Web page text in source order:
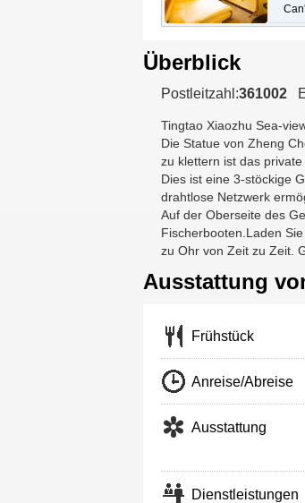
Überblick
Postleitzahl:361002
Tingtao Xiaozhu Sea-
Die Statue von Zheng
zu klettern ist das
Dies ist eine 3-stöckige
drahtlose Netzwerk
Auf der Oberseite des
Fischerbooten.Laden
zu Ohr von Zeit zu Zeit.
Ausstattung
Frühstück
Anreise/Abreise
Ausstattung
Dienstleistungen